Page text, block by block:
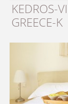
KEDROS-
GREECE-K